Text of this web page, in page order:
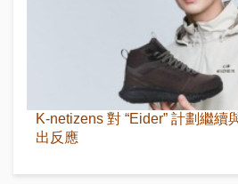
K-netizens 對 “Eider” 計劃繼續
出反應